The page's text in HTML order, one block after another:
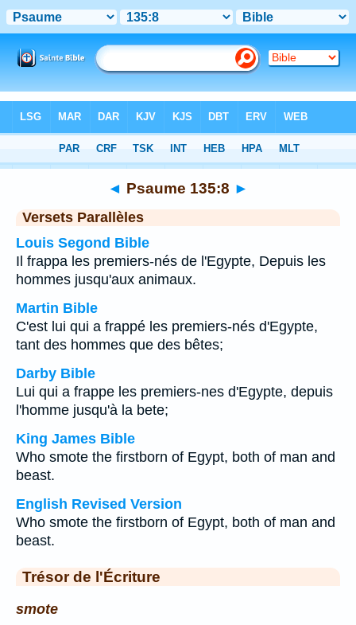
Chapitre 135 > Verset 8
◄ Psaume 135:8 ►
Versets Parallèles
Louis Segond Bible
Il frappa les premiers-nés de l'Egypte, Depuis les
hommes jusqu'aux animaux.
Martin Bible
C'est lui qui a frappé les premiers-nés d'Egypte,
tant des hommes que des bêtes;
Darby Bible
Lui qui a frappe les premiers-nes d'Egypte, depuis
l'homme jusqu'à la bete;
King James Bible
Who smote the firstborn of Egypt, both of man and
beast.
English Revised Version
Who smote the firstborn of Egypt, both of man and
beast.
Trésor de l'Écriture
smote